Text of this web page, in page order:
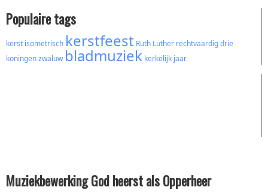
Populaire tags
kerst isometrisch kerstfeest Ruth Luther rechtvaardigdrie
koningenzwaluw bladmuziek kerkelijk jaar
Muziekbewerking God heerst als Opperheer